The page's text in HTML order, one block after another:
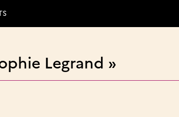
Legrand »